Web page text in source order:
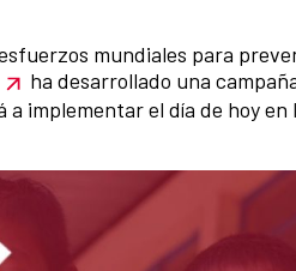
mundiales para
ha desarrollado una
a implementar el día de hoy